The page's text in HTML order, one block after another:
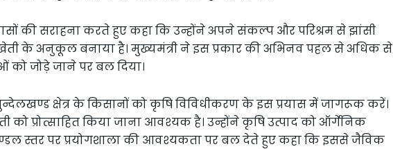
की सराहना करते हुए कहा कि उन्होंने अपने संकल्प और परिश्रम से झांसी
खेती के अनुकूल बनाया है। मुख्यमंत्री ने इस प्रकार की अभिनव पहल से अधिक से
जोड़े जाने पर बल दिया।
क्षेत्र के किसानों को कृषि विविधीकरण के इस प्रयास में जागरूक करें।
को प्रोत्साहित किया जाना आवश्यक है। उन्होंने कृषि उत्पाद को ऑर्गेनिक
स्तर पर प्रयोगशाला की आवश्यकता पर बल देते हुए कहा कि इससे जैविक